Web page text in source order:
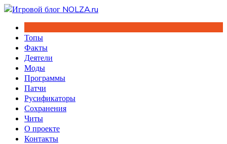
Перейти
содержимому
Топы
Факты
Деятели
Моды
Программы
Патчи
Русификаторы
Сохранения
Читы
О проекте
Контакты